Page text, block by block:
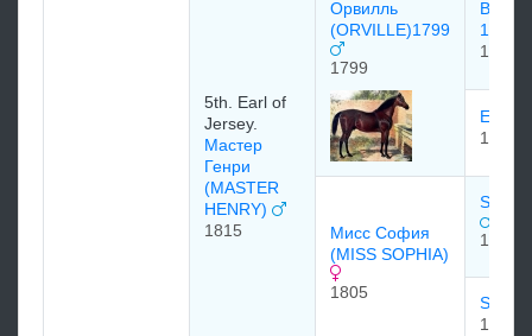
5th. Earl of
Jersey.
Мастер
Генри
(MASTER
HENRY)
1815
Орвилль
(ORVILLE)1799
1799
1791
1791
1791
Мисс София
(MISS SOPHIA)
1805
1794
1798